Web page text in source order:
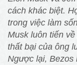
cách khác biệt.
trong việc làm
Musk luôn tiến
thất bại của ông
Ngược lại, Bezos